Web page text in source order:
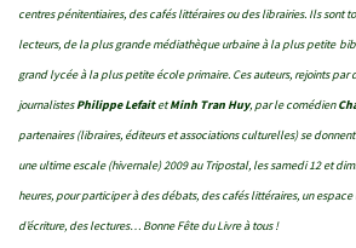
centres pénitentiaires, des cafés littéraires ou des librairies. Ils sont
lecteurs, de la plus grande médiathèque urbaine à la plus petite
grand lycée à la plus petite école primaire. Ces auteurs, rejoints par
journalistesPhilippe LefaitetMinh Tran Huy, par le comédien
partenaires (libraires, éditeurs et associations culturelles) se
une ultime escale (hivernale) 2009 au Tripostal, les samedi 12 et
heures, pour participer à des débats, des cafés littéraires, un
d’écriture, des lectures… Bonne Fête du Livre à tous !